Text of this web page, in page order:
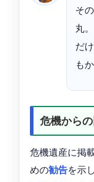
そ
丸
だ
も
危機から
危機遺産に掲
めの勧告を示